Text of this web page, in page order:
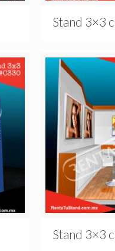
Stand 3×3
Stand 3×3